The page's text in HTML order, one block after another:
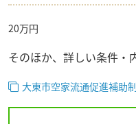
20万円
そのほか、詳しい条件・
大東市空家流通促進補助